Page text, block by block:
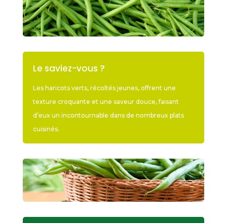
Le saviez-vous ?
Les haricots verts, récoltés jeunes, offrent une
texture croquante et une saveur douce, faisant
d’eux un incontournable dans de nombreux plats
cuisinés.